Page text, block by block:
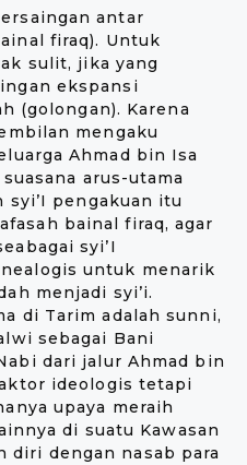
antar
firaq). Untuk
sulit, jika yang
ekspansi
(golongan). Karena
mengaku
Ahmad bin Isa
arus-utama
syi’I pengakuan itu
bainal firaq, agar
syi’I
untuk menarik
menjadi syi’i.
di Tarim adalah sunni,
sebagai Bani
dari jalur Ahmad bin
ideologis tetapi
upaya meraih
di suatu Kawasan
diri dengan nasab para